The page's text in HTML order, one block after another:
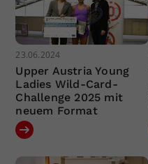
23.06.2024
Upper Austria Young
Ladies Wild-Card-
Challenge 2025 mit
neuem Format